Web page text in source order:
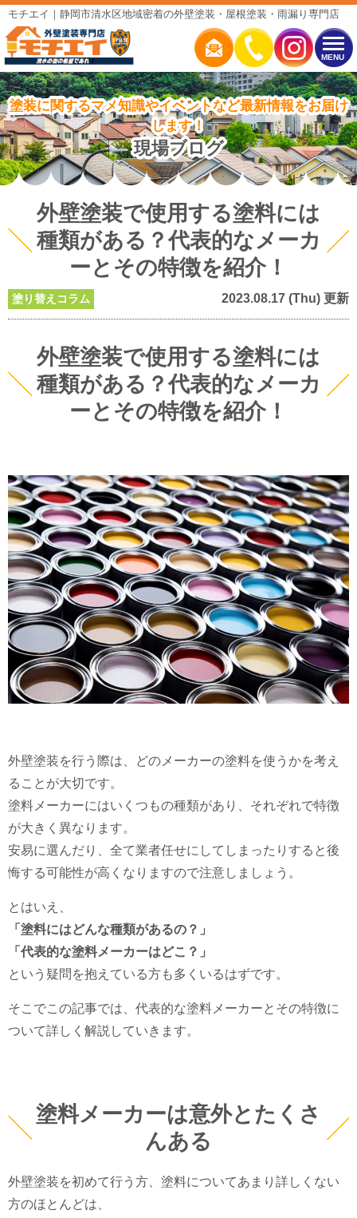
MENU
モチエイ｜静岡市清水区地域密着の外壁塗装・屋根塗装・雨漏り専門店
塗装に関するマメ知識やイベントなど最新情報をお届け
します！
現場ブログ
外壁塗装で使用する塗料には
種類がある？代表的なメーカ
ーとその特徴を紹介！
塗り替えコラム 2023.08.17 (Thu) 更新
外壁塗装で使用する塗料には
種類がある？代表的なメーカ
ーとその特徴を紹介！
外壁塗装を行う際は、どのメーカーの塗料を使うかを考え
ることが大切です。
塗料メーカーにはいくつもの種類があり、それぞれで特徴
が大きく異なります。
安易に選んだり、全て業者任せにしてしまったりすると後
悔する可能性が高くなりますので注意しましょう。
とはいえ、
「塗料にはどんな種類があるの？」
「代表的な塗料メーカーはどこ？」
という疑問を抱えている方も多くいるはずです。
そこでこの記事では、代表的な塗料メーカーとその特徴に
ついて詳しく解説していきます。
塗料メーカーは意外とたくさ
んある
外壁塗装を初めて行う方、塗料についてあまり詳しくない
方のほとんどは、